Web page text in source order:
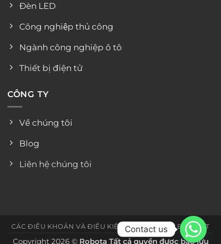
Đèn LED
Công nghiệp thủ công
Ngành công nghiệp ô tô
Thiết bị điện tử
CÔNG TY
Về chúng tôi
Blog
Liên hệ chúng tôi
CÁC ĐIỀU KHOẢN VÀ ĐIỀU KIỆN CHÍNH SÁCH BẢO MẬT
Copyright 2026 © Robota Tất cả quyền được bảo lưu
Contact us